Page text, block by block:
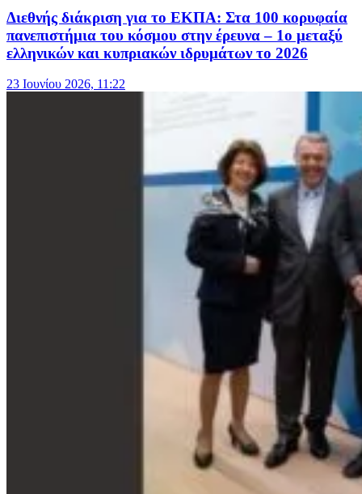
Διεθνής διάκριση για το ΕΚΠΑ: Στα 100 κορυφαία
πανεπιστήμια του κόσμου στην έρευνα – 1ο μεταξύ
ελληνικών και κυπριακών ιδρυμάτων το 2026
23 Ιουνίου 2026, 11:22